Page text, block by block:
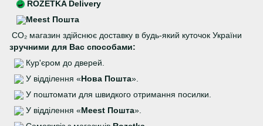
ROZETKA Delivery
Meest Пошта
CO₂ магазин здійснює доставку в будь-який куточок України
зручними для Вас способами:
Кур'єром до дверей.
У відділення «Нова Пошта».
У поштомати для швидкого отримання посилки.
У відділення «Meest Пошта».